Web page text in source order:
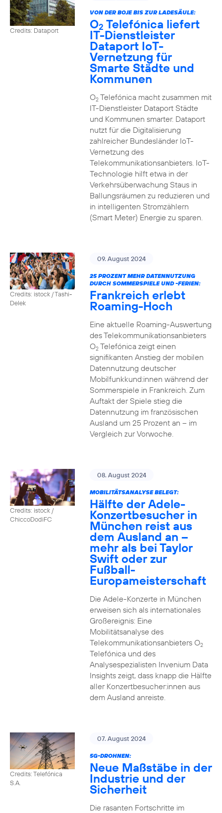
Credits: Dataport
VON DER BOJE BIS ZUR LADESÄULE:
O2 Telefónica liefert
IT-Dienstleister
Dataport IoT-
Vernetzung für
Smarte Städte und
Kommunen
O2Telefónica macht zusammen mit
IT-Dienstleister Dataport Städte
und Kommunen smarter. Dataport
nutzt für die Digitalisierung
zahlreicher Bundesländer IoT-
Vernetzung des
Telekommunikationsanbieters. IoT-
Technologie hilft etwa in der
Verkehrsüberwachung Staus in
Ballungsräumen zu reduzieren und
in intelligenten Stromzählern
(Smart Meter) Energie zu sparen.
Credits: istock / Tashi-
Delek
09. August 2024
25 PROZENT MEHR DATENNUTZUNG
DURCH SOMMERSPIELE UND -FERIEN:
Frankreich erlebt
Roaming-Hoch
Eine aktuelle Roaming-Auswertung
des Telekommunikationsanbieters
O2Telefónica zeigt einen
signifikanten Anstieg der mobilen
Datennutzung deutscher
Mobilfunkkund:innen während der
Sommerspiele in Frankreich. Zum
Auftakt der Spiele stieg die
Datennutzung im französischen
Ausland um 25 Prozent an – im
Vergleich zur Vorwoche.
Credits: istock /
ChiccoDodiFC
08. August 2024
MOBILITÄTSANALYSE BELEGT:
Hälfte der Adele-
Konzertbesucher in
München reist aus
dem Ausland an –
mehr als bei Taylor
Swift oder zur
Fußball-
Europameisterschaft
Die Adele-Konzerte in München
erweisen sich als internationales
Großereignis: Eine
Mobilitätsanalyse des
Telekommunikationsanbieters O2
Telefónica und des
Analysespezialisten Invenium Data
Insights zeigt, dass knapp die Hälfte
aller Konzertbesucher:innen aus
dem Ausland anreiste.
Credits: Telefónica
S.A.
07. August 2024
5G-DROHNEN:
Neue Maßstäbe in der
Industrie und der
Sicherheit
Die rasanten Fortschritte im